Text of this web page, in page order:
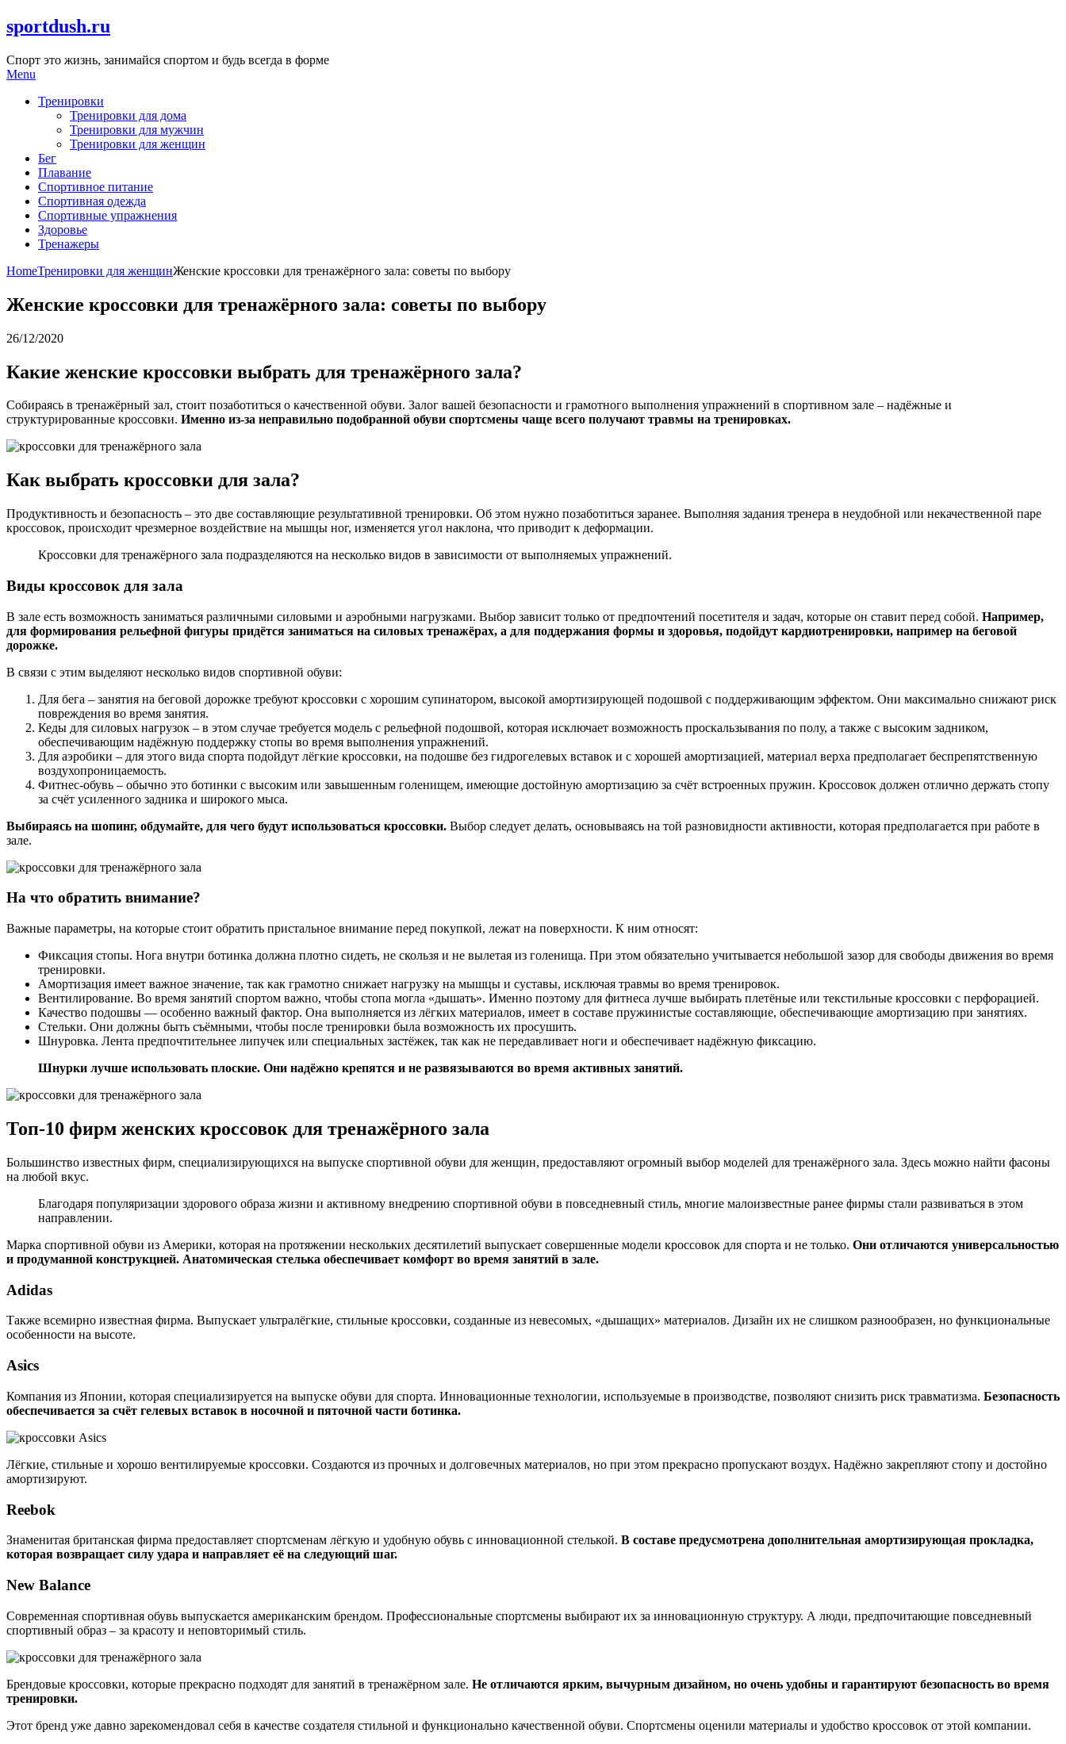
Skip
to
sportdush.ru
Спорт это жизнь, занимайся спортом и будь всегда в форме
Menu
Тренировки
Тренировки для дома
Тренировки для мужчин
Тренировки для женщин
Бег
Плавание
Спортивное питание
Спортивная одежда
Спортивные упражнения
Здоровье
Тренажеры
HomeТренировки для женщинЖенские кроссовки для тренажёрного зала: советы по выбору
Женские кроссовки для тренажёрного зала: советы по выбору
26/12/2020
Какие женские кроссовки выбрать для тренажёрного зала?
Собираясь в тренажёрный зал, стоит позаботиться о качественной обуви. Залог вашей безопасности и грамотного выполнения упражнений в спортивном зале – надёжные и
структурированные кроссовки. Именно из-за неправильно подобранной обуви спортсмены чаще всего получают травмы на тренировках.
Как выбрать кроссовки для зала?
Продуктивность и безопасность – это две составляющие результативной тренировки. Об этом нужно позаботиться заранее. Выполняя задания тренера в неудобной или некачественной паре
кроссовок, происходит чрезмерное воздействие на мышцы ног, изменяется угол наклона, что приводит к деформации.
Кроссовки для тренажёрного зала подразделяются на несколько видов в зависимости от выполняемых упражнений.
Виды кроссовок для зала
В зале есть возможность заниматься различными силовыми и аэробными нагрузками. Выбор зависит только от предпочтений посетителя и задач, которые он ставит перед собой. Например,
для формирования рельефной фигуры придётся заниматься на силовых тренажёрах, а для поддержания формы и здоровья, подойдут кардиотренировки, например на беговой
дорожке.
В связи с этим выделяют несколько видов спортивной обуви:
Для бега – занятия на беговой дорожке требуют кроссовки с хорошим супинатором, высокой амортизирующей подошвой с поддерживающим эффектом. Они максимально снижают риск
повреждения во время занятия.
Кеды для силовых нагрузок – в этом случае требуется модель с рельефной подошвой, которая исключает возможность проскальзывания по полу, а также с высоким задником,
обеспечивающим надёжную поддержку стопы во время выполнения упражнений.
Для аэробики – для этого вида спорта подойдут лёгкие кроссовки, на подошве без гидрогелевых вставок и с хорошей амортизацией, материал верха предполагает беспрепятственную
воздухопроницаемость.
Фитнес-обувь – обычно это ботинки с высоким или завышенным голенищем, имеющие достойную амортизацию за счёт встроенных пружин. Кроссовок должен отлично держать стопу
за счёт усиленного задника и широкого мыса.
Выбираясь на шопинг, обдумайте, для чего будут использоваться кроссовки. Выбор следует делать, основываясь на той разновидности активности, которая предполагается при работе в
зале.
На что обратить внимание?
Важные параметры, на которые стоит обратить пристальное внимание перед покупкой, лежат на поверхности. К ним относят:
Фиксация стопы. Нога внутри ботинка должна плотно сидеть, не скользя и не вылетая из голенища. При этом обязательно учитывается небольшой зазор для свободы движения во время
тренировки.
Амортизация имеет важное значение, так как грамотно снижает нагрузку на мышцы и суставы, исключая травмы во время тренировок.
Вентилирование. Во время занятий спортом важно, чтобы стопа могла «дышать». Именно поэтому для фитнеса лучше выбирать плетёные или текстильные кроссовки с перфорацией.
Качество подошвы — особенно важный фактор. Она выполняется из лёгких материалов, имеет в составе пружинистые составляющие, обеспечивающие амортизацию при занятиях.
Стельки. Они должны быть съёмными, чтобы после тренировки была возможность их просушить.
Шнуровка. Лента предпочтительнее липучек или специальных застёжек, так как не передавливает ноги и обеспечивает надёжную фиксацию.
Шнурки лучше использовать плоские. Они надёжно крепятся и не развязываются во время активных занятий.
Топ-10 фирм женских кроссовок для тренажёрного зала
Большинство известных фирм, специализирующихся на выпуске спортивной обуви для женщин, предоставляют огромный выбор моделей для тренажёрного зала. Здесь можно найти фасоны
на любой вкус.
Благодаря популяризации здорового образа жизни и активному внедрению спортивной обуви в повседневный стиль, многие малоизвестные ранее фирмы стали развиваться в этом
направлении.
Марка спортивной обуви из Америки, которая на протяжении нескольких десятилетий выпускает совершенные модели кроссовок для спорта и не только. Они отличаются универсальностью
и продуманной конструкцией. Анатомическая стелька обеспечивает комфорт во время занятий в зале.
Adidas
Также всемирно известная фирма. Выпускает ультралёгкие, стильные кроссовки, созданные из невесомых, «дышащих» материалов. Дизайн их не слишком разнообразен, но функциональные
особенности на высоте.
Asics
Компания из Японии, которая специализируется на выпуске обуви для спорта. Инновационные технологии, используемые в производстве, позволяют снизить риск травматизма. Безопасность
обеспечивается за счёт гелевых вставок в носочной и пяточной части ботинка.
Лёгкие, стильные и хорошо вентилируемые кроссовки. Создаются из прочных и долговечных материалов, но при этом прекрасно пропускают воздух. Надёжно закрепляют стопу и достойно
амортизируют.
Reebok
Знаменитая британская фирма предоставляет спортсменам лёгкую и удобную обувь с инновационной стелькой. В составе предусмотрена дополнительная амортизирующая прокладка,
которая возвращает силу удара и направляет её на следующий шаг.
New Balance
Современная спортивная обувь выпускается американским брендом. Профессиональные спортсмены выбирают их за инновационную структуру. А люди, предпочитающие повседневный
спортивный образ – за красоту и неповторимый стиль.
Брендовые кроссовки, которые прекрасно подходят для занятий в тренажёрном зале. Не отличаются ярким, вычурным дизайном, но очень удобны и гарантируют безопасность во время
тренировки.
Этот бренд уже давно зарекомендовал себя в качестве создателя стильной и функционально качественной обуви. Спортсмены оценили материалы и удобство кроссовок от этой компании.